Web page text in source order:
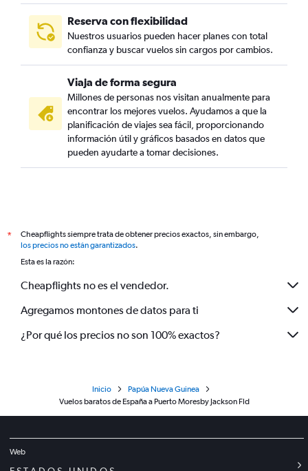
Reserva con flexibilidad
Nuestros usuarios pueden hacer planes con total
confianza y buscar vuelos sin cargos por cambios.
Viaja de forma segura
Millones de personas nos visitan anualmente para
encontrar los mejores vuelos. Ayudamos a que la
planificación de viajes sea fácil, proporcionando
información útil y gráficos basados en datos que
pueden ayudarte a tomar decisiones.
*
Cheapflights siempre trata de obtener precios exactos, sin embargo,
los precios no están garantizados.
Esta es la razón:
Cheapflights no es el vendedor.
Agregamos montones de datos para ti
¿Por qué los precios no son 100% exactos?
Inicio
Papúa Nueva Guinea
Vuelos baratos de España a Puerto Moresby Jackson Fld
Web